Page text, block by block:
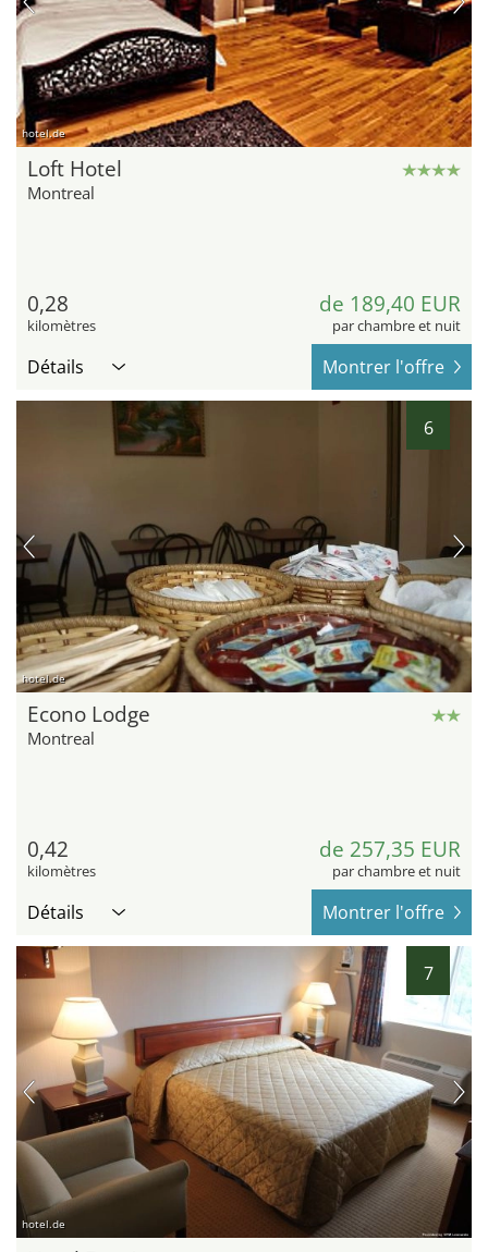
hotel.de
Loft Hotel
Montreal
0,28
kilomètres
de 189,40 EUR
par chambre et nuit
Détails Montrer l'offre
6
hotel.de
Econo Lodge
Montreal
0,42
kilomètres
de 257,35 EUR
par chambre et nuit
Détails Montrer l'offre
7
hotel.de